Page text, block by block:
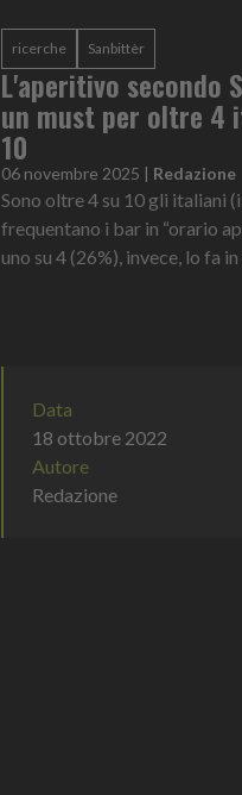
attenzione all’equilibr...
ricerche Sanbittèr
L'aperitivo secondo
un must per oltre 4
10
06 novembre 2025 | Redazione
Sono oltre 4 su 10 gli italiani
frequentano i bar in “orario
uno su 4 (26%), invece, lo fa
Data
18 ottobre 2022
Autore
Redazione